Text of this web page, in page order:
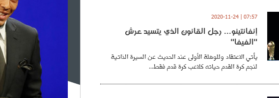
07:57 | 2020-11-24
إنفانتينو... رجل القانون الذي يتسيد عرش
"الفيفا"
يأتي الاعتقاد وللوهلة الأولى عند الحديث عن السيرة الذاتية
لنجم كرة القدم حياته كلاعب كرة قدم فقط...